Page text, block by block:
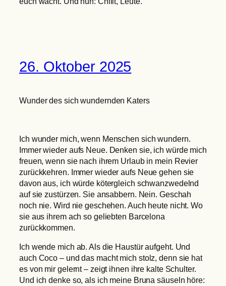
26. Oktober 2025
Wunder des sich wundernden Katers
Ich wunder mich, wenn Menschen sich wundern.
Immer wieder aufs Neue. Denken sie, ich würde mich
freuen, wenn sie nach ihrem Urlaub in mein Revier
zurückkehren. Immer wieder aufs Neue gehen sie
davon aus, ich würde kötergleich schwanzwedelnd
auf sie zustürzen. Sie ansabbern. Nein. Geschah
noch nie. Wird nie geschehen. Auch heute nicht. Wo
sie aus ihrem ach so geliebten Barcelona
zurückkommen.
Ich wende mich ab. Als die Haustür aufgeht. Und
auch Coco – und das macht mich stolz, denn sie hat
es von mir gelernt – zeigt ihnen ihre kalte Schulter.
Und ich denke so, als ich meine Bruna säuseln höre: